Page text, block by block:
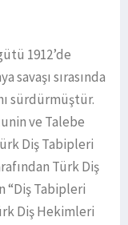
1912’de
sırasında
sürdürmüştür.
ve Talebe
Diş Tabipleri
Türk Diş
“Diş Tabipleri
Diş Hekimleri